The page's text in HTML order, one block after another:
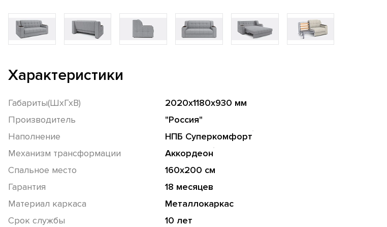
Характеристики
Габариты(ШхГхВ)
2020х1180х930 мм
Производитель
"Россия"
Наполнение
НПБ Суперкомфорт
Механизм трансформации
Аккордеон
Спальное место
160х200 см
Гарантия
18 месяцев
Материал каркаса
Металлокаркас
Срок службы
10 лет